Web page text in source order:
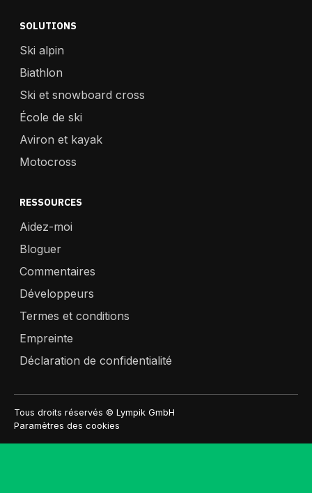
SOLUTIONS
Ski alpin
Biathlon
Ski et snowboard cross
École de ski
Aviron et kayak
Motocross
RESSOURCES
Aidez-moi
Bloguer
Commentaires
Développeurs
Termes et conditions
Empreinte
Déclaration de confidentialité
Tous droits réservés © Lympik GmbH
Paramètres des cookies